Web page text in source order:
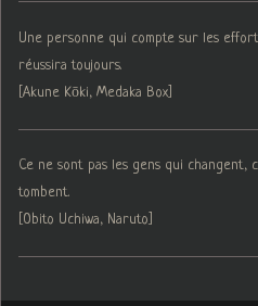
Une personne qui compte sur les
réussira toujours.
[Akune Kōki, Medaka Box]
Ce ne sont pas les gens qui changent,
tombent.
[Obito Uchiwa, Naruto]